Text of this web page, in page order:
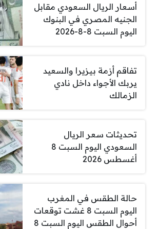
أسعار الريال السعودي مقابل
الجنيه المصري في البنوك
اليوم السبت 8-8-2026
تفاقم أزمة بيزيرا والسعيد
يربك الأجواء داخل نادي
الزمالك
تحديثات سعر الريال
السعودي اليوم السبت 8
أغسطس 2026
حالة الطقس في المغرب
اليوم السبت 8 غشت توقعات
أحوال الطقس اليوم السبت 8